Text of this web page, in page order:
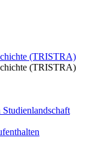
(TRISTRA)
(TRISTRA)
Studienlandschaft